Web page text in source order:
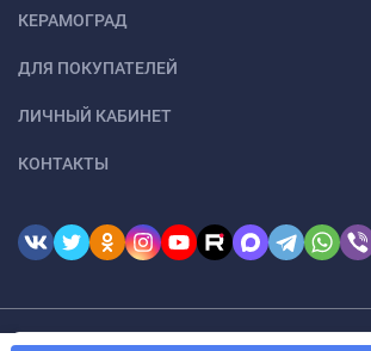
КЕРАМОГРАД
ДЛЯ ПОКУПАТЕЛЕЙ
ЛИЧНЫЙ КАБИНЕТ
КОНТАКТЫ